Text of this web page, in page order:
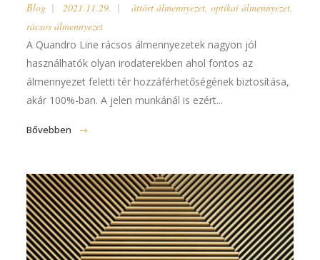
Blog 2021.11.29. áttört álmennyezet,optikai álmennyezet,
rácsos álmennyezet
A Quandro Line rácsos álmennyezetek nagyon jól
használhatók olyan irodaterekben ahol fontos az
álmennyezet feletti tér hozzáférhetőségének biztosítása,
akár 100%-ban. A jelen munkánál is ezért...
Bővebben